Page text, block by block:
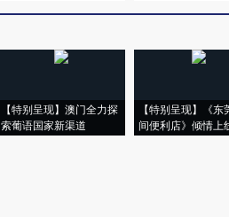
【特别呈现】澳门全力探
索葡语国家新渠道
【特别呈现】《东
间便利店》倾情上